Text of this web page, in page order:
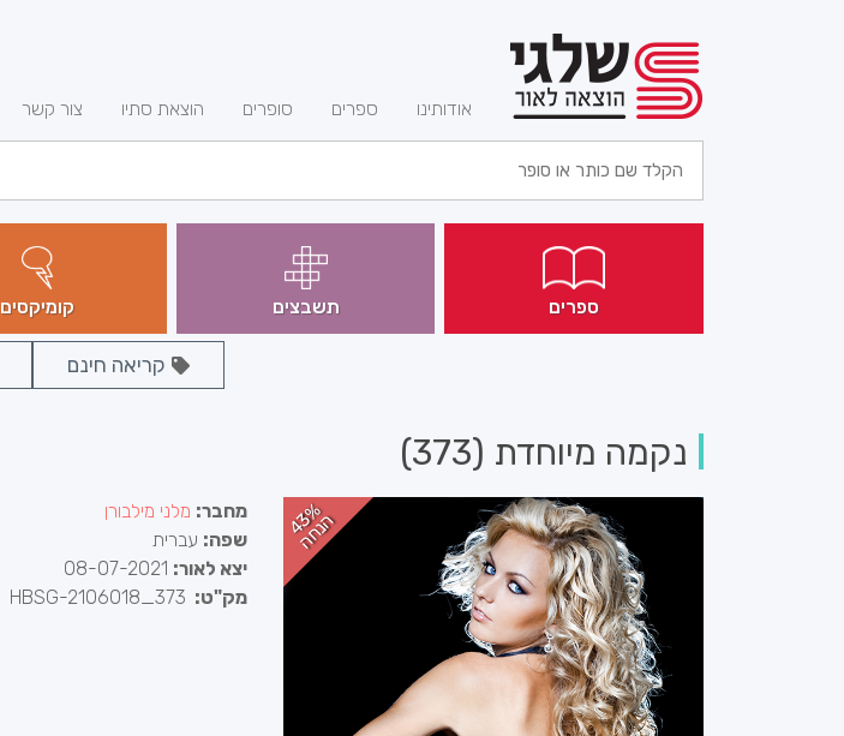
אודותינו ספרים סופרים הוצאת סתיו צור קשר
ספרים תשבצים קומיקסים
קריאה חינם
נקמה מיוחדת (373)
43%
הנחה מחבר: מלני מילבורן
שפה: עברית
יצא לאור:
מק"ט: